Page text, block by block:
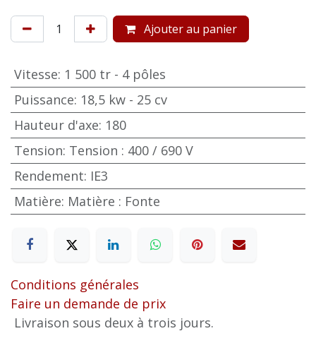
Ajouter au panier
Vitesse: 1 500 tr - 4 pôles
Puissance: 18,5 kw - 25 cv
Hauteur d'axe: 180
Tension: Tension : 400 / 690 V
Rendement: IE3
Matière: Matière : Fonte
Conditions générales
Faire un demande de prix
Livraison sous deux à trois jours.